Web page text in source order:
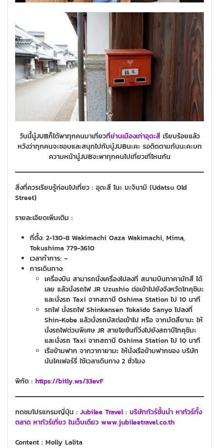
วันนี้นู๋JUBก็ได้พาทุกคนมาเที่ยวที่ย่านเมืองเก่าอุดะสึเรียบร้อยแล้ว
หวังว่าทุกคนจะชอบและสนุกไปกับนู๋JUBนะคะ รอติดตามกันนะคะบท
ความหน้านู๋JUBจะพาทุกคนไปเที่ยวเที่ไหนกัน
สิ่งที่ควรเรียนรู้ก่อนไปเที่ยว : อุดะสึ โนะ มะจินามิ (Udatsu Old
Street)
รายละเอียดเพิ่มเติม :
ที่ตั้ง: 2-130-8 Wakimachi Oaza Wakimachi, Mima,
Tokushima 779-3610
เวลาทำการ: –
การเดินทาง:
เครื่องบิน สามารถนั่งเครื่องไปลงที่ สนามบินทาคามัทสึ ได้
เลย แล้วนั่งรถไฟ JR Uzushio ต่อเข้าไปยังจังหวัดโทคุชิมะ
และนั่งรถ Taxi จากสถานี Oshima Station ไป 10 นาที
รถไฟ นั่งรถไฟ Shinkansen Tokaido Sanyo ไปลงที่
Shin-Kobe แล้วนั่งรถบัสต่อเข้าไป หรือ จากมัตสึยามะ ให้
นั่งรถไฟด่วนพิเศษ JR สายโยซันที่วิ่งไปยังสถานีโทคุชิมะ
และนั่งรถ Taxi จากสถานี Oshima Station ไป 10 นาที
เรือข้ามฟาก จากวากายามะ ให้นั่งเรือข้ามฟากของ บริษัท
นันไคเฟอร์รี่ ใช้เวลาเดินทาง 2 ชั่วโมง
พิกัด : https://bitly.ws/33evF
กดชมโปรแกรมญี่ปุ่น : Jubilee Travel : บริษัททัวร์ชั้นนำ หาทัวร์ทั้ง
ตลาด หาทัวร์เที่ยว ในเว็บเดียว www.jubileetravel.co.th
Content : Molly Lalita